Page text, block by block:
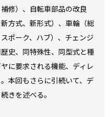
修）、自転車部品の改良
方式、新形式）、車輪（総
ポーク、ハブ）、チェンジ
史、同特殊性、同型式と種
に要求される機能、ディレ
本回もさらに引続いて、デ
きを述べる。